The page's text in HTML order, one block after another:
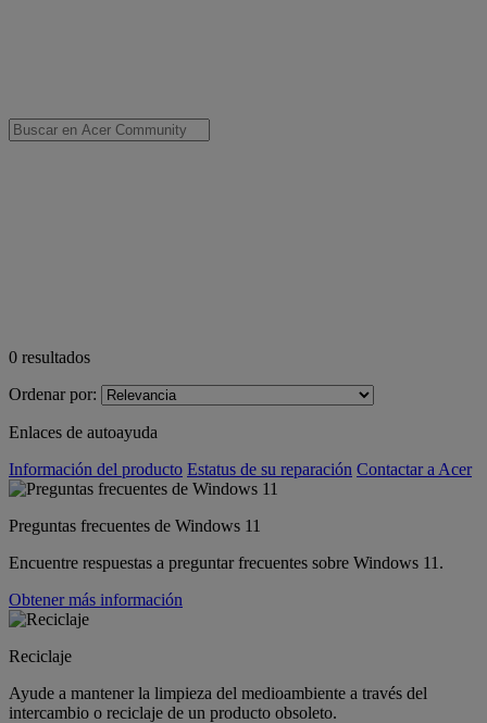
0 resultados
Ordenar por:
Enlaces de autoayuda
Información del producto Estatus de su reparación Contactar a Acer
Preguntas frecuentes de Windows 11
Encuentre respuestas a preguntar frecuentes sobre Windows 11.
Obtener más información
Reciclaje
Ayude a mantener la limpieza del medioambiente a través del
intercambio o reciclaje de un producto obsoleto.